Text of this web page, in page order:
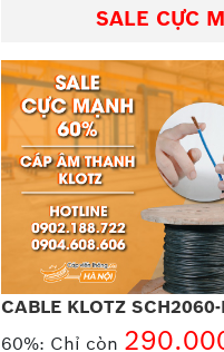
SALE CỰC
CABLE KLOTZ SCH2060-
60%: Chỉ còn